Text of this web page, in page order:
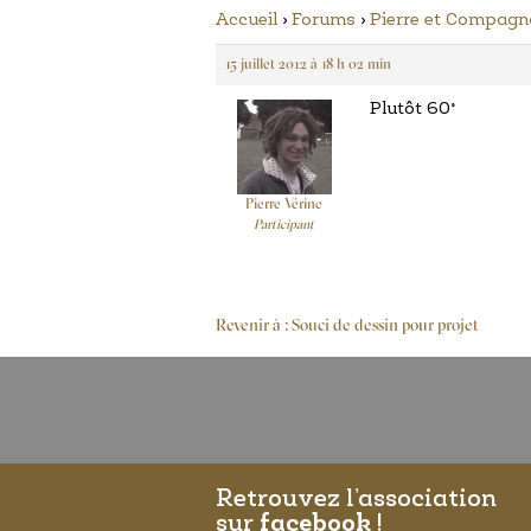
Accueil › Forums › Pierre et
15 juillet 2012 à 18 h 02 min
Pierre Vérine
Participant
Plutôt 60°
Revenir à : Souci de dessin pour projet
Retrouvez l’association
sur facebook !